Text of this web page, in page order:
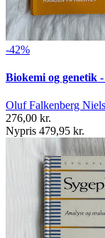
-42%
Biokemi og genetik
Oluf Falkenberg
276,00 kr.
Nypris 479,95 kr.